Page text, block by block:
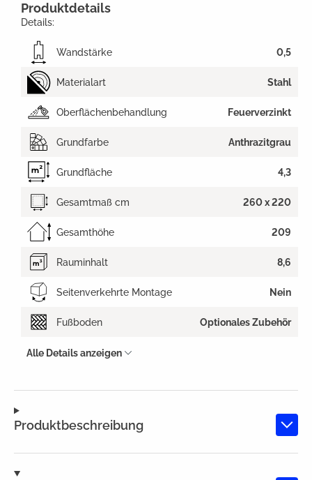
Produktbeschreibung
Produktdetails
Details:
Wandstärke 0,5
Materialart Stahl
Oberflächenbehandlung Feuerverzinkt
Grundfarbe Anthrazitgrau
Grundfläche 4,3
Gesamtmaß cm 260 x 220
Gesamthöhe 209
Rauminhalt 8,6
Seitenverkehrte Montage Nein
Fußboden Optionales Zubehör
Alle Details anzeigen